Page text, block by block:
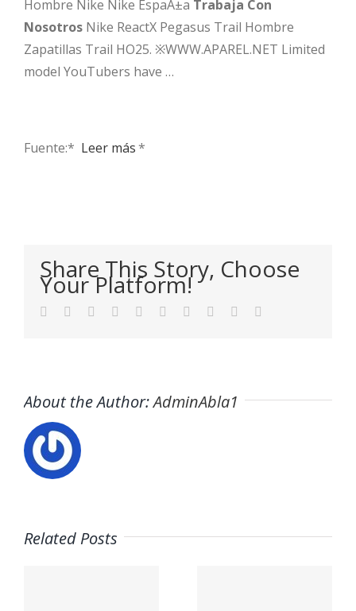
Hombre Nike Nike EspaÃ±a Trabaja Con
Nosotros Nike ReactX Pegasus Trail Hombre
Zapatillas Trail HO25. ※WWW.APAREL.NET Limited
model YouTubers have …
Fuente:* ​ Leer más*
Share This Story, Choose
Your Platform!
Facebook
TwitterLinkedIn
Reddit WhatsApp
TumblrPinterest Xing
About the Author:AdminAbla1
Related Posts